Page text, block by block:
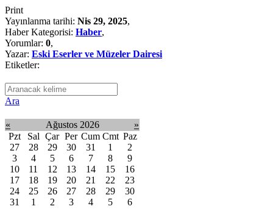
Print
Yayınlanma tarihi: Nis 29, 2025,
Haber Kategorisi: Haber,
Yorumlar: 0,
Yazar: Eski Eserler ve Müzeler Dairesi
Etiketler:
Ara
« Ağustos 2026
»
Pzt
Sal Çar Per Cum Cmt Paz
27
28 29 30 31 1
2
3
4 5 6 7 8
9
10
11 12 13 14 15
16
17
18 19 20 21 22
23
24
25 26 27 28 29
30
31
1 2 3 4 5 6